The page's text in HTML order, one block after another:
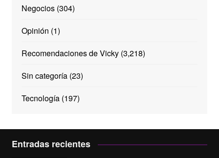
Negocios(304)
Opinión (1)
Recomendaciones de Vicky(3,218)
Sin categoría(23)
Tecnología(197)
Entradas recientes